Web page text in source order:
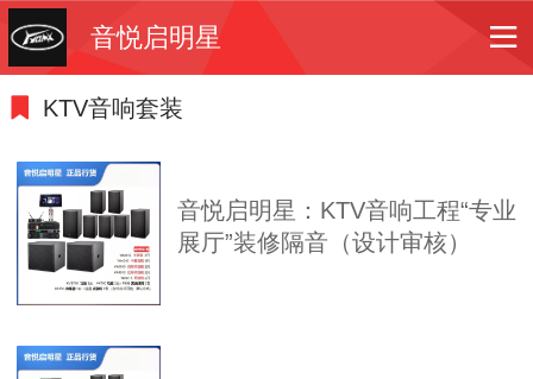
音悦启明星
KTV音响套装
音悦启明星：KTV音响工程“专业
展厅”装修隔音（设计审核）